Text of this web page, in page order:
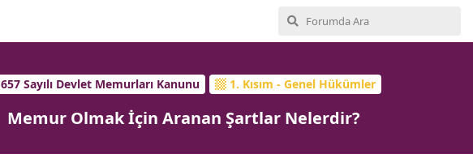
657 Sayılı Devlet Memurları Kanunu 1. Kısım - Genel Hükümler
Memur Olmak İçin Aranan Şartlar Nelerdir?